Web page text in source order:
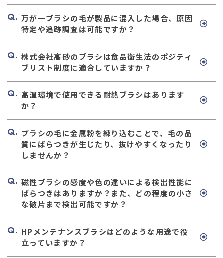
万が一ブラシの毛が製品に混入した場合、原因
特定や追跡調査は可能ですか？
株式会社高砂のブラシは食品衛生法のポジティ
ブリスト制度に適合していますか？
高温環境で使用できる耐熱ブラシはあります
か？
ブラシの毛に金属粉を練り込むことで、毛の品
質にばらつきが生じたり、抜けやすくなったり
しませんか？
磁性ブラシの感度や色の違いによる検出性能に
ばらつきはありますか？また、どの程度の小さ
な破片まで検出可能ですか？
HPメンテナンスブラシはどのような用途で役
立っていますか？